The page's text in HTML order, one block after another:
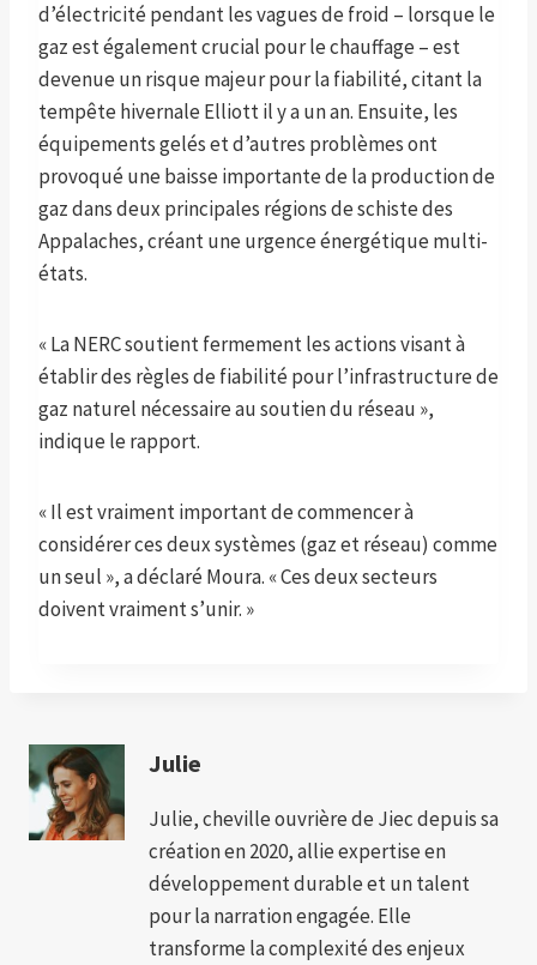
d’électricité pendant les vagues de froid – lorsque le
gaz est également crucial pour le chauffage – est
devenue un risque majeur pour la fiabilité, citant la
tempête hivernale Elliott il y a un an. Ensuite, les
équipements gelés et d’autres problèmes ont
provoqué une baisse importante de la production de
gaz dans deux principales régions de schiste des
Appalaches, créant une urgence énergétique multi-
états.
« La NERC soutient fermement les actions visant à
établir des règles de fiabilité pour l’infrastructure de
gaz naturel nécessaire au soutien du réseau »,
indique le rapport.
« Il est vraiment important de commencer à
considérer ces deux systèmes (gaz et réseau) comme
un seul », a déclaré Moura. « Ces deux secteurs
doivent vraiment s’unir. »
Julie
Julie, cheville ouvrière de Jiec depuis sa
création en 2020, allie expertise en
développement durable et un talent
pour la narration engagée. Elle
transforme la complexité des enjeux